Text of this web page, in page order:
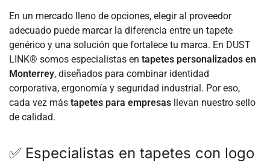
En un mercado lleno de opciones, elegir al proveedor
adecuado puede marcar la diferencia entre un tapete
genérico y una solución que fortalece tu marca. En DUST
LINK® somos especialistas en tapetes personalizados en
Monterrey, diseñados para combinar identidad
corporativa, ergonomía y seguridad industrial. Por eso,
cada vez más tapetes para empresas llevan nuestro sello
de calidad.
✅ Especialistas en tapetes con logo